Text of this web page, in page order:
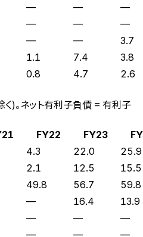
— — —
— — —
— — 3.7
1.1 7.4 3.8
0.8 4.7 2.6
)。ネット有利子負債 = 有利子
FY22 FY23
4.3 22.0 25.9
2.1 12.5 15.5
49.8 56.7 59.8
— 16.4 13.9
— — —
— — —